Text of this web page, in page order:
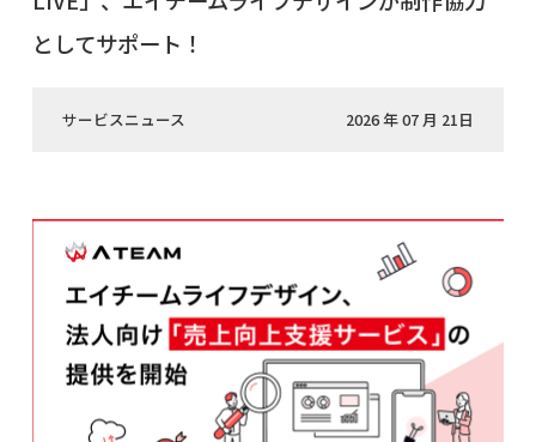
としてサポート！
サービスニュース 2026 年 07 月 21日